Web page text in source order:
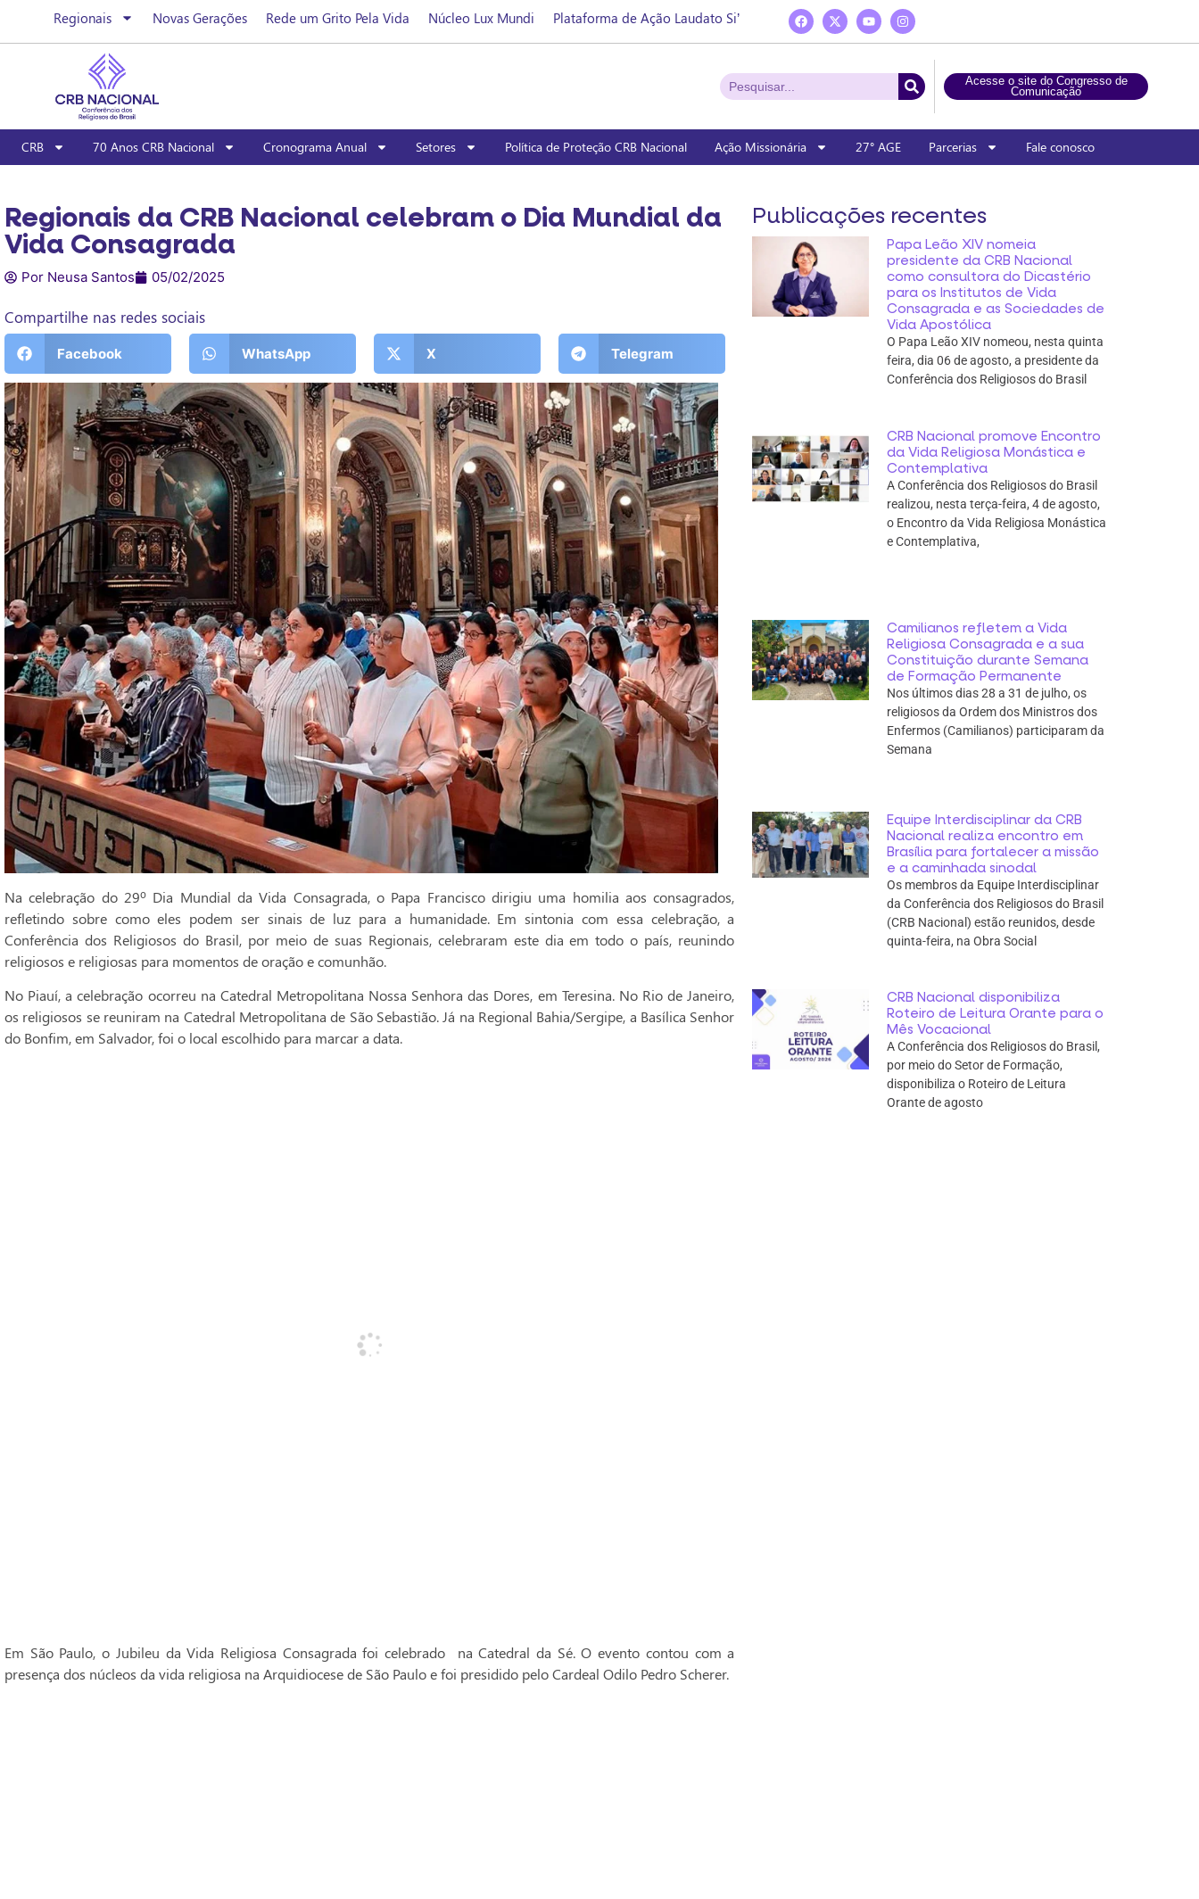
Regionais Novas Gerações Rede um Grito Pela Vida Núcleo Lux Mundi Plataforma de Ação Laudato Si’
Acesse o site do Congresso de
Comunicação
CRB 70 Anos CRB Nacional Cronograma Anual Setores Política de Proteção CRB Nacional Ação Missionária 27° AGE Parcerias Fale conosco
Regionais da CRB Nacional celebram o Dia Mundial da
Vida Consagrada
Por Neusa Santos 05/02/2025
Compartilhe nas redes sociais
Facebook WhatsApp X Telegram
Na celebração do 29º Dia Mundial da Vida Consagrada, o Papa Francisco dirigiu uma homilia aos consagrados,
refletindo sobre como eles podem ser sinais de luz para a humanidade. Em sintonia com essa celebração, a
Conferência dos Religiosos do Brasil, por meio de suas Regionais, celebraram este dia em todo o país, reunindo
religiosos e religiosas para momentos de oração e comunhão.
No Piauí, a celebração ocorreu na Catedral Metropolitana Nossa Senhora das Dores, em Teresina. No Rio de Janeiro,
os religiosos se reuniram na Catedral Metropolitana de São Sebastião. Já na Regional Bahia/Sergipe, a Basílica Senhor
do Bonfim, em Salvador, foi o local escolhido para marcar a data.
Em São Paulo, o Jubileu da Vida Religiosa Consagrada foi celebrado na Catedral da Sé. O evento contou com a
presença dos núcleos da vida religiosa na Arquidiocese de São Paulo e foi presidido pelo Cardeal Odilo Pedro Scherer.
Publicações recentes
Papa Leão XIV nomeia
presidente da CRB Nacional
como consultora do Dicastério
para os Institutos de Vida
Consagrada e as Sociedades de
Vida Apostólica
O Papa Leão XIV nomeou, nesta quinta
feira, dia 06 de agosto, a presidente da
Conferência dos Religiosos do Brasil
CRB Nacional promove Encontro
da Vida Religiosa Monástica e
Contemplativa
A Conferência dos Religiosos do Brasil
realizou, nesta terça-feira, 4 de agosto,
o Encontro da Vida Religiosa Monástica
e Contemplativa,
Camilianos refletem a Vida
Religiosa Consagrada e a sua
Constituição durante Semana
de Formação Permanente
Nos últimos dias 28 a 31 de julho, os
religiosos da Ordem dos Ministros dos
Enfermos (Camilianos) participaram da
Semana
Equipe Interdisciplinar da CRB
Nacional realiza encontro em
Brasília para fortalecer a missão
e a caminhada sinodal
Os membros da Equipe Interdisciplinar
da Conferência dos Religiosos do Brasil
(CRB Nacional) estão reunidos, desde
quinta-feira, na Obra Social
CRB Nacional disponibiliza
Roteiro de Leitura Orante para o
Mês Vocacional
A Conferência dos Religiosos do Brasil,
por meio do Setor de Formação,
disponibiliza o Roteiro de Leitura
Orante de agosto